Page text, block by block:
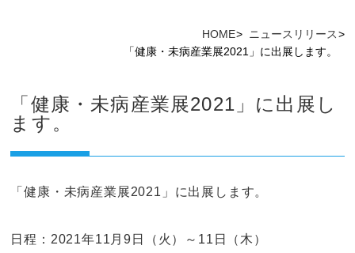
HOME
ニュースリリース
「健康・未病産業展2021」に出展します。
「健康・未病産業展2021」に出展し
ます。
「健康・未病産業展2021」に出展します。
日程：2021年11月9日（火）～11日（木）